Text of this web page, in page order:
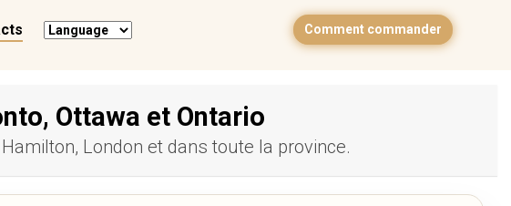
Comment commander
Ottawa et Ontario
London et dans toute la province.